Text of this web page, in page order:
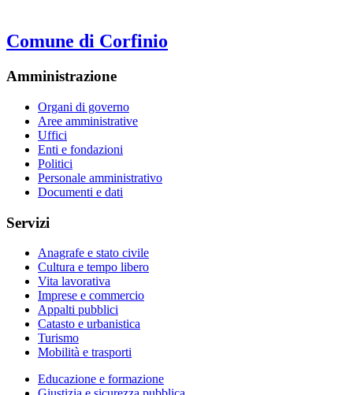
Comune di Corfinio
Amministrazione
Organi di governo
Aree amministrative
Uffici
Enti e fondazioni
Politici
Personale amministrativo
Documenti e dati
Servizi
Anagrafe e stato civile
Cultura e tempo libero
Vita lavorativa
Imprese e commercio
Appalti pubblici
Catasto e urbanistica
Turismo
Mobilità e trasporti
Educazione e formazione